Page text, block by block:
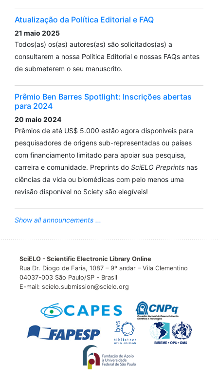
Atualização da Política Editorial e FAQ
21 maio 2025
Todos(as) os(as) autores(as) são solicitados(as) a
consultarem a nossa Política Editorial e nossas FAQs antes
de submeterem o seu manuscrito.
Prêmio Ben Barres Spotlight: Inscrições abertas
para 2024
20 maio 2024
Prêmios de até US$ 5.000 estão agora disponíveis para
pesquisadores de origens sub-representadas ou países
com financiamento limitado para apoiar sua pesquisa,
carreira e comunidade. Preprints do SciELO Preprints nas
ciências da vida ou biomédicas com pelo menos uma
revisão disponível no Sciety são elegíveis!
Show all announcements ...
SciELO - Scientific Electronic Library Online
Rua Dr. Diogo de Faria, 1087 – 9º andar – Vila Clementino
04037-003 São Paulo/SP - Brasil
E-mail: scielo.submission@scielo.org